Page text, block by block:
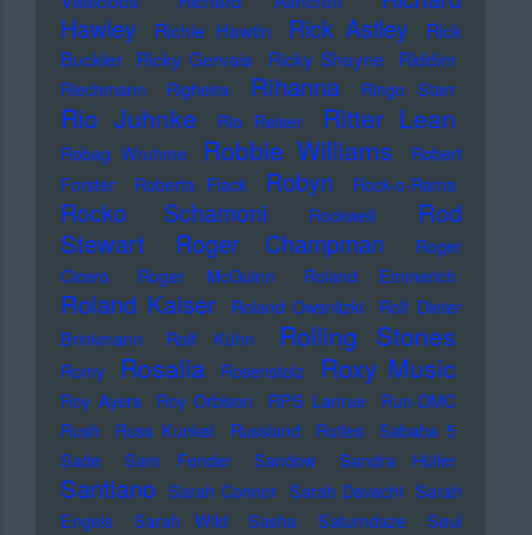
Hawley
Richie Hawtin Rick Astley
Rick
Buckler
Ricky Gervais Ricky Shayne Riddim
Riechmann Righeira Rihanna Ringo Starr
Rio Juhnke Rio Reiser Ritter Lean
Robag Wruhme Robbie Williams
Robert
Forster
Roberta Flack Robyn Rock-o-Rama
Rocko Schamoni Rockwell
Rod
Stewart
Roger Champman
Roger
Cicero
Roger McGuinn Roland Emmerich
Roland Kaiser Roland Owsnitzki
Rolf Dieter
Brinkmann
Rolf Kühn Rolling Stones
Romy Rosalia Rosenstolz Roxy Music
Roy Ayers Roy Orbison RPS Lanrue
Run-DMC
Rush
Russ Kunkel Russland Rutles
Sababa 5
Sade
Sam Fender Sandow Sandra Hüller
Santiano Sarah Connor Sarah Davachi Sarah
Engels
Sarah Wild Sasha Saturndaze
Saul